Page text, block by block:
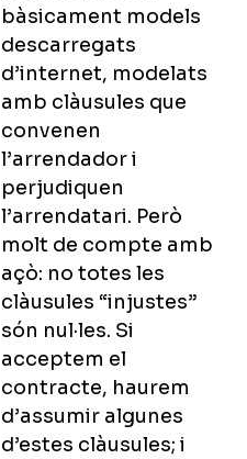
bàsicament models
descarregats
d’internet, modelats
amb clàusules que
convenen
l’arrendador i
perjudiquen
l’arrendatari. Però
molt de compte amb
açò: no totes les
clàusules “injustes”
són nul·les. Si
acceptem el
contracte, haurem
d’assumir algunes
d’estes clàusules; i